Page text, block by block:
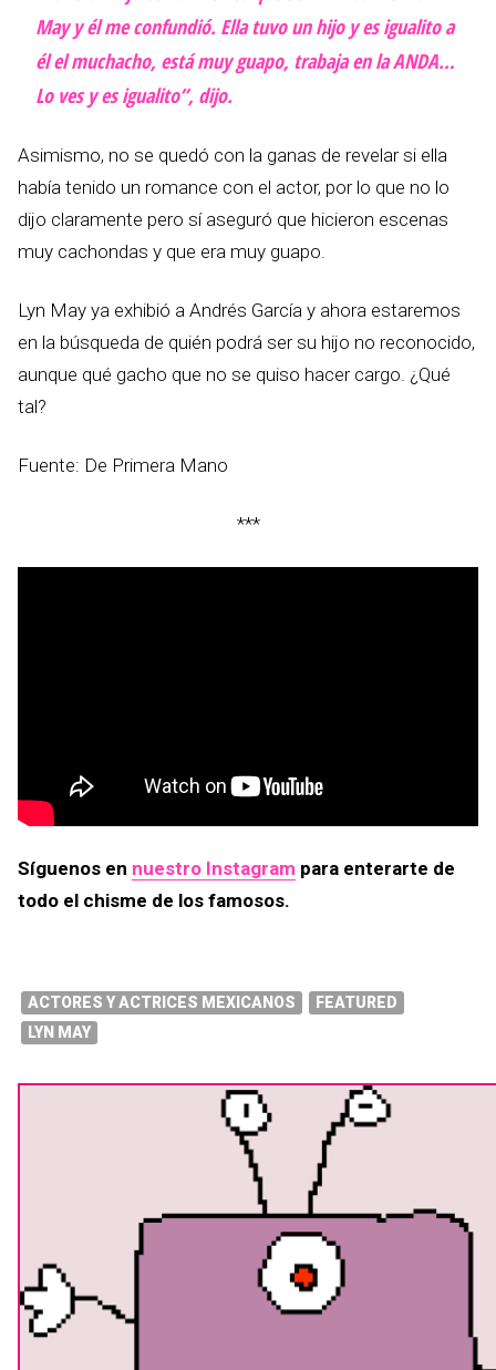
May y él me confundió. Ella tuvo un hijo y es igualito a
él el muchacho, está muy guapo, trabaja en la ANDA…
Lo ves y es igualito”, dijo.
Asimismo, no se quedó con la ganas de revelar si ella
había tenido un romance con el actor, por lo que no lo
dijo claramente pero sí aseguró que hicieron escenas
muy cachondas y que era muy guapo.
Lyn May ya exhibió a Andrés García y ahora estaremos
en la búsqueda de quién podrá ser su hijo no reconocido,
aunque qué gacho que no se quiso hacer cargo. ¿Qué
tal?
Fuente: De Primera Mano
***
Síguenos en nuestro Instagram para enterarte de
todo el chisme de los famosos.
ACTORES Y ACTRICES MEXICANOS
FEATURED
LYN MAY